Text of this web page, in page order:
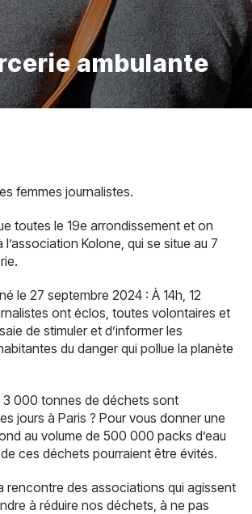
ambulante
femmes journalistes.
toutes le 19e arrondissement et on
l’association Kolone, qui se situe au 7
le 27 septembre 2024 : À 14h, 12
ont éclos, toutes volontaires et
de stimuler et d’informer les
du danger qui pollue la planète
000 tonnes de déchets sont
jours à Paris ? Pour vous donner une
au volume de 500 000 packs d’eau
ces déchets pourraient être évités.
rencontre des associations qui agissent
à réduire nos déchets, à ne pas